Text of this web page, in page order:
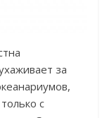
за
с